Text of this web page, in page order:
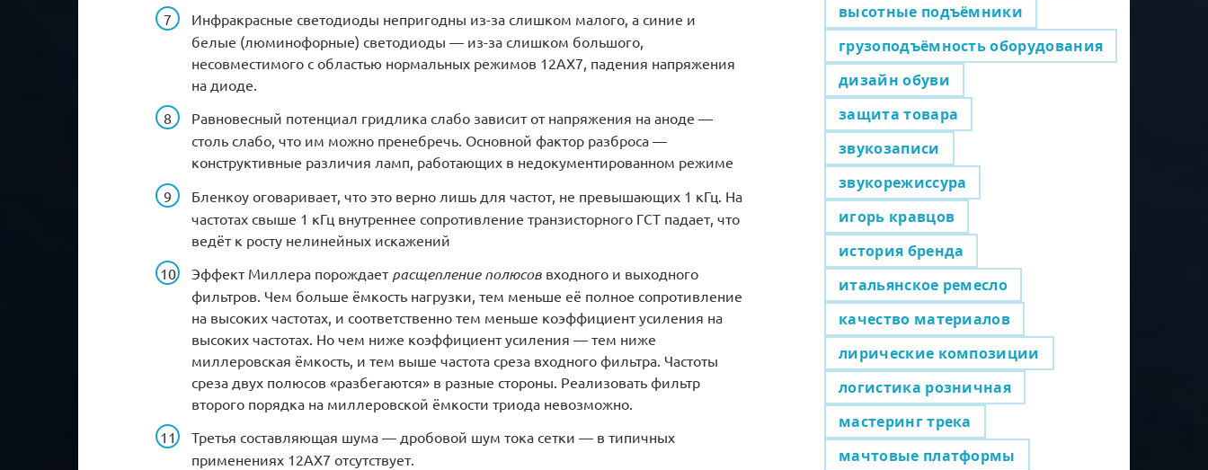
Инфракрасные светодиоды непригодны из-за слишком малого, а синие и
белые (люминофорные) светодиоды — из-за слишком большого,
несовместимого с областью нормальных режимов 12AX7, падения напряжения
на диоде.
Равновесный потенциал гридлика слабо зависит от напряжения на аноде —
столь слабо, что им можно пренебречь. Основной фактор разброса —
конструктивные различия ламп, работающих в недокументированном режиме
Бленкоу оговаривает, что это верно лишь для частот, не превышающих 1 кГц. На
частотах свыше 1 кГц внутреннее сопротивление транзисторного ГСТ падает, что
ведёт к росту нелинейных искажений
Эффект Миллера порождает расщепление полюсов входного и выходного
фильтров. Чем больше ёмкость нагрузки, тем меньше её полное сопротивление
на высоких частотах, и соответственно тем меньше коэффициент усиления на
высоких частотах. Но чем ниже коэффициент усиления — тем ниже
миллеровская ёмкость, и тем выше частота среза входного фильтра. Частоты
среза двух полюсов «разбегаются» в разные стороны. Реализовать фильтр
второго порядка на миллеровской ёмкости триода невозможно.
Третья составляющая шума — дробовой шум тока сетки — в типичных
применениях 12AX7 отсутствует.
высотные подъёмники
грузоподъёмность оборудования
дизайн обуви
защита товара
звукозаписи
звукорежиссура
игорь кравцов
история бренда
итальянское ремесло
качество материалов
лирические композиции
логистика розничная
мастеринг трека
мачтовые платформы